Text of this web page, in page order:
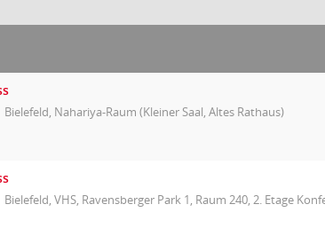
Bielefeld, Nahariya-Raum (Kleiner Saal, Altes Rathaus)
Bielefeld, VHS, Ravensberger Park 1, Raum 240, 2. Etage